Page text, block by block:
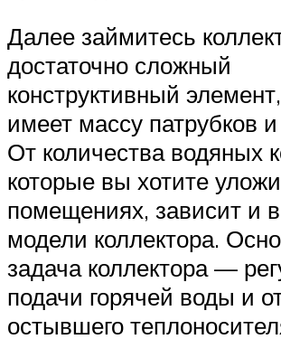
Далее займитесь
достаточно сложный
конструктивный
имеет массу патрубков
От количества водяных
которые вы хотите
помещениях, зависит и
модели коллектора.
задача коллектора —
подачи горячей воды и
остывшего